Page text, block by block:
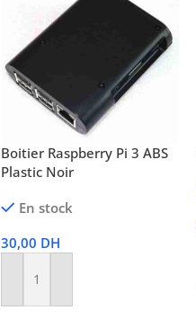
Boitier Raspberry Pi 3 ABS
Plastic Noir
En stock
30,00 DH
Ajouter Au Panier